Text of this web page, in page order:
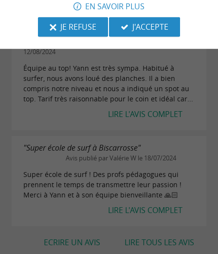
"Équipe au top. Très à l'écoute pour tous les
niveaux"
12/08/2024
Équipe au top! Yann est très sympa. Habitué à
surfer, nous avons loué des planches. Il a bien
compris notre niveau et nous a indiqué un spot au
top. Tarif très raisonnable pour le coin et idéal car...
LIRE L'AVIS COMPLET
"Super école de surf à Biscarrosse"
Avis publié par Valérie W le 18/07/2024
Super école de surf ! Des profs pédagogues qui
prennent le temps de transmettre leur passion !
Merci à Yann et à son équipe bienveillante 🙏🏻
LIRE L'AVIS COMPLET
LIRE TOUS LES AVIS
ECRIRE UN AVIS
EN SAVOIR PLUS
JE REFUSE
J'ACCEPTE